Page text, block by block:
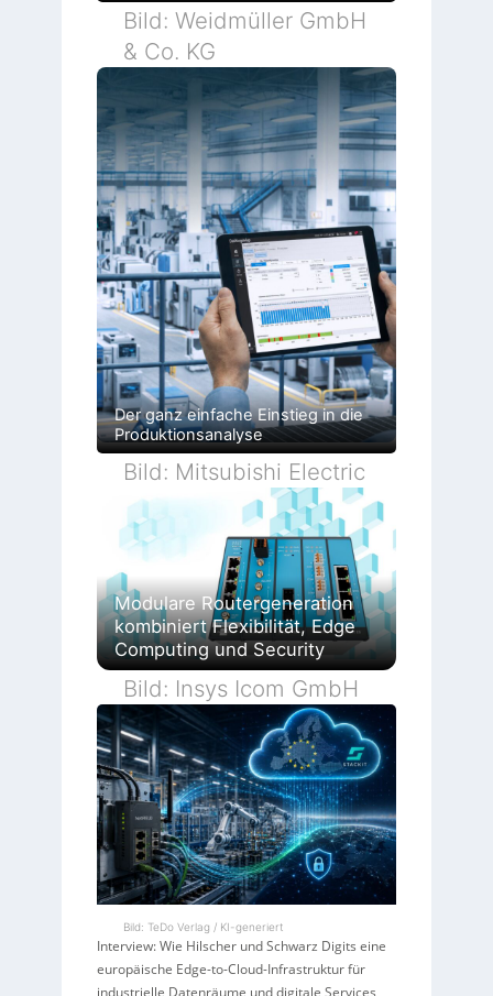
Bild: Weidmüller GmbH
& Co. KG
Der ganz einfache Einstieg in die
Produktionsanalyse
Bild: Mitsubishi Electric
Modulare Routergeneration
kombiniert Flexibilität, Edge
Computing und Security
Bild: Insys Icom GmbH
Bild: TeDo Verlag / KI-generiert
Interview: Wie Hilscher und Schwarz Digits eine
europäische Edge-to-Cloud-Infrastruktur für
industrielle Datenräume und digitale Services